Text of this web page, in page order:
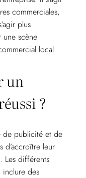
commerciales,
plus
une scène
local.
un
?
de publicité et de
d’accroître leur
Les différents
inclure des